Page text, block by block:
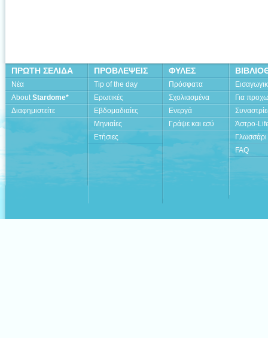
ΠΡΩΤΗ ΣΕΛΙΔΑ
Νέα
AboutStardome*
Διαφημιστείτε
ΠΡΟΒΛΕΨΕΙΣ
Tip of the day
Ερωτικές
Εβδομαδιαίες
Μηνιαίες
Ετήσιες
ΦΥΛΕΣ
Πρόσφατα
Σχολιασμένα
Ενεργά
Γράψε και εσύ
Για
Άστρο-
Γλωσσάρι
FAQ